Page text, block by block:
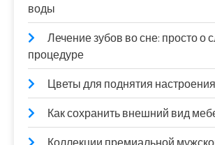
воды
Лечение зубов во сне: просто о
процедуре
Цветы для поднятия настроения
Как сохранить внешний вид